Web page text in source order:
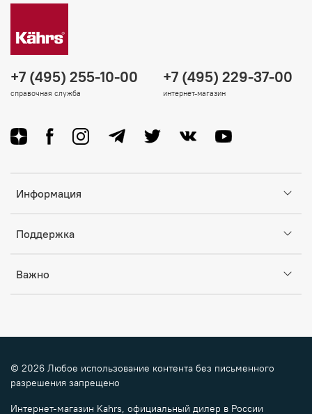
Информация
Поддержка
Важно
+7 (495) 255-10-00
справочная служба
+7 (495) 229-37-00
интернет-магазин
© 2026 Любое использование контента без письменного
разрешения запрещено
Интернет-магазин Kahrs, официальный дилер в России